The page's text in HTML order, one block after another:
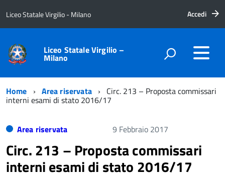
Liceo Statale Virgilio - Milano Accedi
Liceo Statale Virgilio –
Milano
Home Area riservata Circ. 213 – Proposta commissari
interni esami di stato 2016/17
Area riservata 9 Febbraio 2017
Circ. 213 – Proposta commissari
interni esami di stato 2016/17